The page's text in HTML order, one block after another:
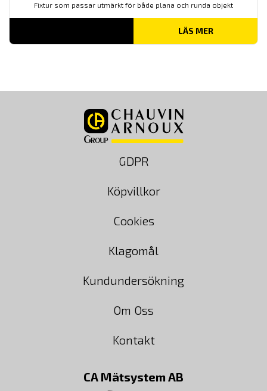
Fixtur som passar utmärkt för både plana och runda objekt
LÄS MER
GDPR
Köpvillkor
Cookies
Klagomål
Kundundersökning
Om Oss
Kontakt
CA Mätsystem AB